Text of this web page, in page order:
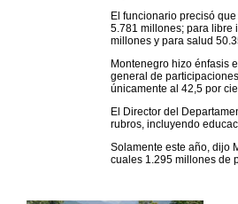
El funcionario precisó
5.781 millones; para libre
millones y para salud
Montenegro hizo énfasis
general de
únicamente al 42,5 por
El Director del
rubros, incluyendo
Solamente este año, dijo
cuales 1.295 millones de